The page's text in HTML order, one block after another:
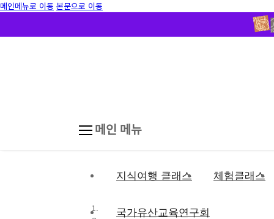
메인메뉴로 이동 본문으로 이동
메인 메뉴
지식여행 클래스 체험클래스
국가유산교육연구회